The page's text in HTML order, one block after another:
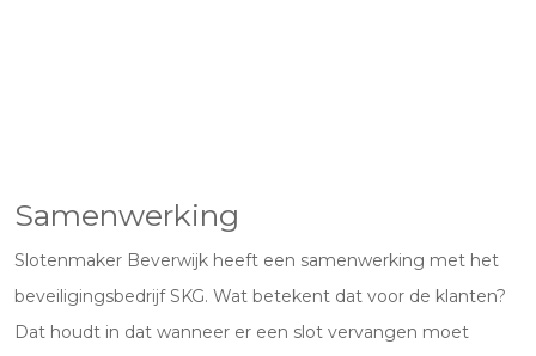
Samenwerking
Slotenmaker Beverwijk heeft een samenwerking met het
beveiligingsbedrijf SKG. Wat betekent dat voor de klanten?
Dat houdt in dat wanneer er een slot vervangen moet